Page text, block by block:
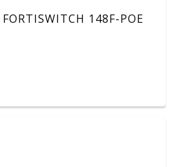
148F-POE